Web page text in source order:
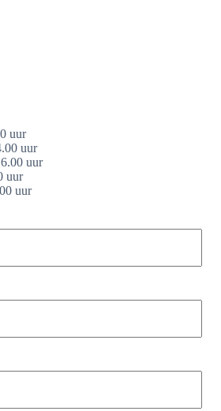
uur
uur
uur
uur
uur